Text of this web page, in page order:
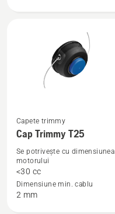
Vezi
mai
multe
detalii
Cap
Capete trimmy
Cap Trimmy T25
Se potrivește cu dimensiunea
motorului
<30 cc
Dimensiune min. cablu
2 mm